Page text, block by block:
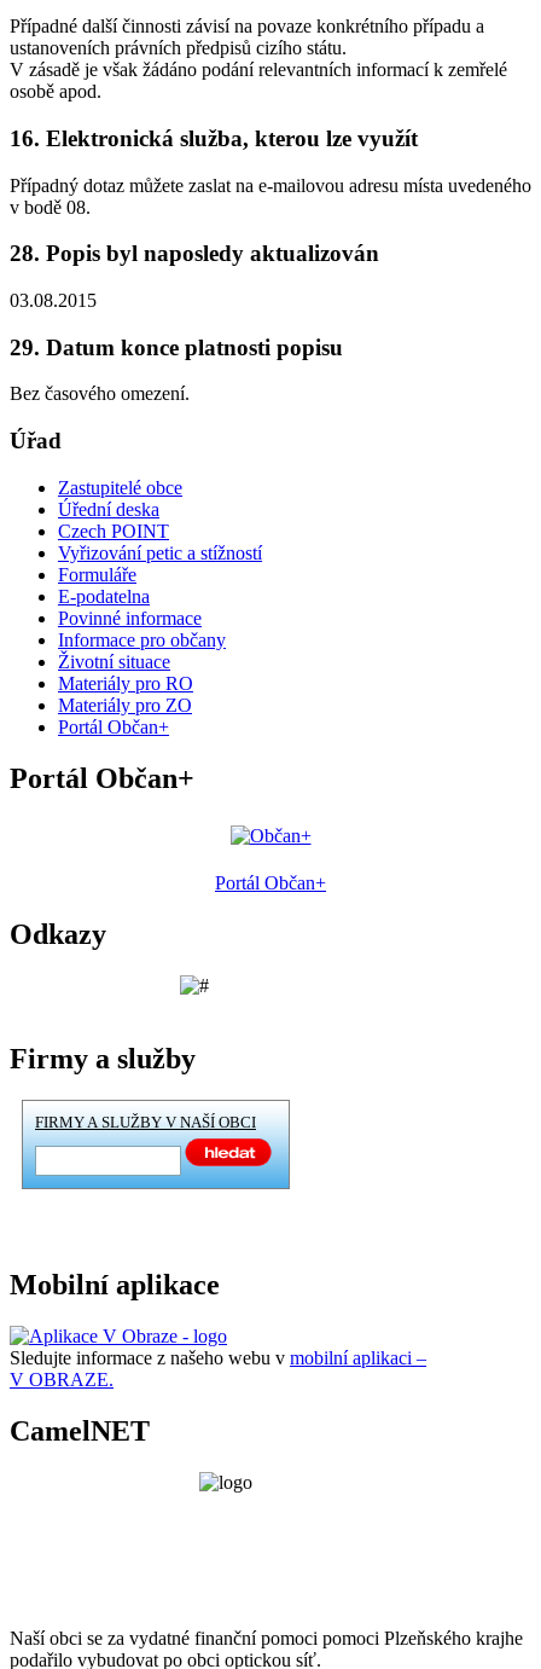
Případné další činnosti závisí na povaze konkrétního případu a
ustanoveních právních předpisů cizího státu.
V zásadě je však žádáno podání relevantních informací k zemřelé
osobě apod.
16. Elektronická služba, kterou lze využít
Případný dotaz můžete zaslat na e-mailovou adresu místa uvedeného
v bodě 08.
28. Popis byl naposledy aktualizován
03.08.2015
29. Datum konce platnosti popisu
Bez časového omezení.
Úřad
Zastupitelé obce
Úřední deska
Czech POINT
Vyřizování petic a stížností
Formuláře
E-podatelna
Povinné informace
Informace pro občany
Životní situace
Materiály pro RO
Materiály pro ZO
Portál Občan+
Portál Občan+
Portál Občan+
Odkazy
Firmy a služby
FIRMY A SLUŽBY V NAŠÍ OBCI
Mobilní aplikace
Sledujte informace z našeho webu v mobilní aplikaci –
V OBRAZE.
CamelNET
Naší obci se za vydatné finanční pomoci pomoci Plzeňského krajhe
podařilo vybudovat po obci optickou síť.